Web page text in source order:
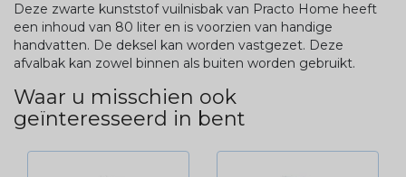
Deze zwarte kunststof vuilnisbak van Practo Home heeft
een inhoud van 80 liter en is voorzien van handige
handvatten. De deksel kan worden vastgezet. Deze
afvalbak kan zowel binnen als buiten worden gebruikt.
Waar u misschien ook
geïnteresseerd in bent